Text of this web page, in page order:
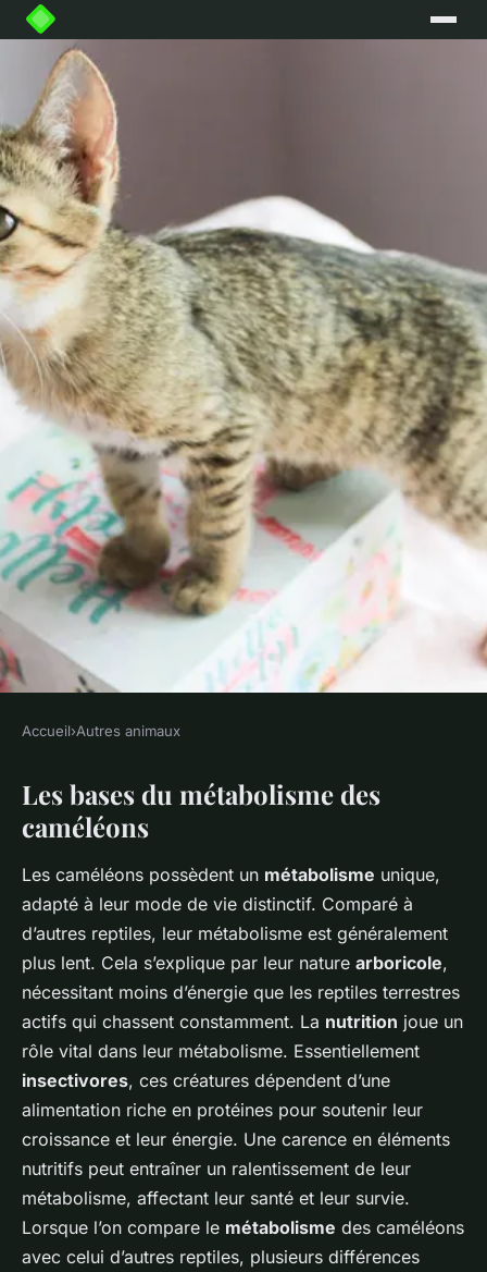
Comprendre le métabolisme
des caméléons
Inès •12 décembre 2024•6 min de lecture
Accueil›Autres animaux
Les bases du métabolisme des
caméléons
Les caméléons possèdent un métabolisme unique,
adapté à leur mode de vie distinctif. Comparé à
d’autres reptiles, leur métabolisme est généralement
plus lent. Cela s’explique par leur nature arboricole,
nécessitant moins d’énergie que les reptiles terrestres
actifs qui chassent constamment. La nutrition joue un
rôle vital dans leur métabolisme. Essentiellement
insectivores, ces créatures dépendent d’une
alimentation riche en protéines pour soutenir leur
croissance et leur énergie. Une carence en éléments
nutritifs peut entraîner un ralentissement de leur
métabolisme, affectant leur santé et leur survie.
Lorsque l’on compare le métabolisme des caméléons
avec celui d’autres reptiles, plusieurs différences